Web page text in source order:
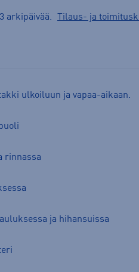
arkipäivää. Tilaus- ja
ulkoiluun ja vapaa-aikaan.
rinnassa
ja hihansuissa